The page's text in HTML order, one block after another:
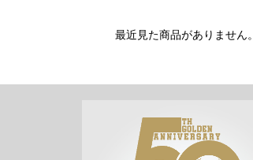
最近見た商品がありません。